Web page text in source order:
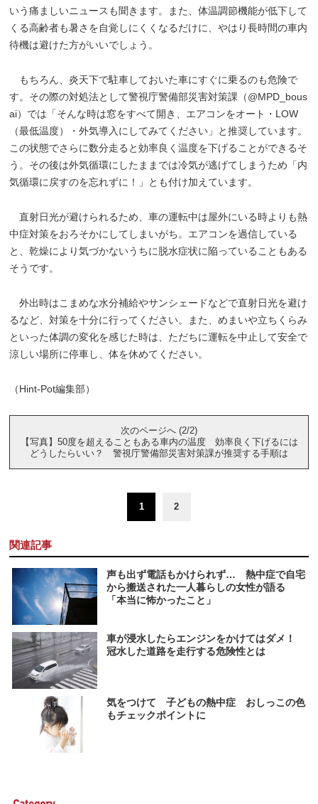
いう痛ましいニュースも聞きます。また、体温調節機能が低下して
くる高齢者も暑さを自覚しにくくなるだけに、やはり長時間の車内
待機は避けた方がいいでしょう。
もちろん、炎天下で駐車しておいた車にすぐに乗るのも危険で
す。その際の対処法として警視庁警備部災害対策課（@MPD_bous
ai）では「そんな時は窓をすべて開き、エアコンをオート・LOW
（最低温度）・外気導入にしてみてください」と推奨しています。
この状態でさらに数分走ると効率良く温度を下げることができるそ
う。その後は外気循環にしたままでは冷気が逃げてしまうため「内
気循環に戻すのを忘れずに！」とも付け加えています。
直射日光が避けられるため、車の運転中は屋外にいる時よりも熱
中症対策をおろそかにしてしまいがち。エアコンを過信している
と、乾燥により気づかないうちに脱水症状に陥っていることもある
そうです。
外出時はこまめな水分補給やサンシェードなどで直射日光を避け
るなど、対策を十分に行ってください。また、めまいや立ちくらみ
といった体調の変化を感じた時は、ただちに運転を中止して安全で
涼しい場所に停車し、体を休めてください。
（Hint-Pot編集部）
次のページへ (2/2)
【写真】50度を超えることもある車内の温度 効率良く下げるには
どうしたらいい？ 警視庁警備部災害対策課が推奨する手順は
1 2
関連記事
声も出ず電話もかけられず… 熱中症で自宅
から搬送された一人暮らしの女性が語る
「本当に怖かったこと」
車が浸水したらエンジンをかけてはダメ！
冠水した道路を走行する危険性とは
気をつけて 子どもの熱中症 おしっこの色
もチェックポイントに